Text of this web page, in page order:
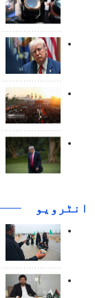
انٹرويو